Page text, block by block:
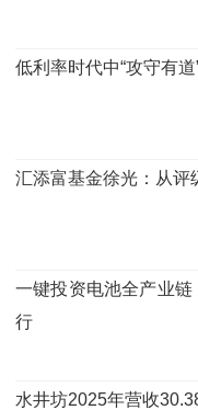
低利率时代中“攻守有
汇添富基金徐光：从评
一键投资电池全产业
行
水井坊2025年营收